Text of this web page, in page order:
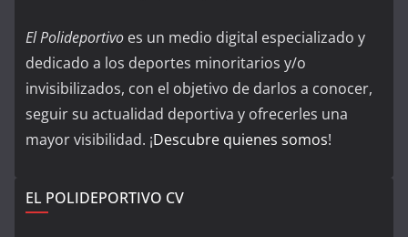
El Polideportivo es un medio digital especializado y
dedicado a los deportes minoritarios y/o
invisibilizados, con el objetivo de darlos a conocer,
seguir su actualidad deportiva y ofrecerles una
mayor visibilidad. ¡Descubre quienes somos!
EL POLIDEPORTIVO CV